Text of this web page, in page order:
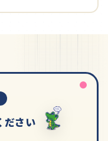
ださい